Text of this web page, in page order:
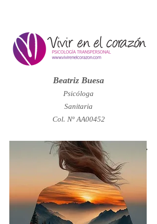
Beatriz Buesa
Psicóloga
Sanitaria
Col. Nº AA00452